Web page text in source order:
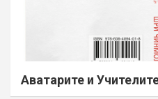
Аватарите и